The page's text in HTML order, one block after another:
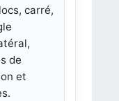
carré,
de
et